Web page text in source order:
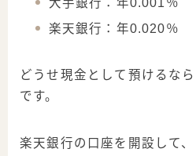
楽天銀行：年0.020％
どうせ現金として預けるな
です。
楽天銀行の口座を開設して